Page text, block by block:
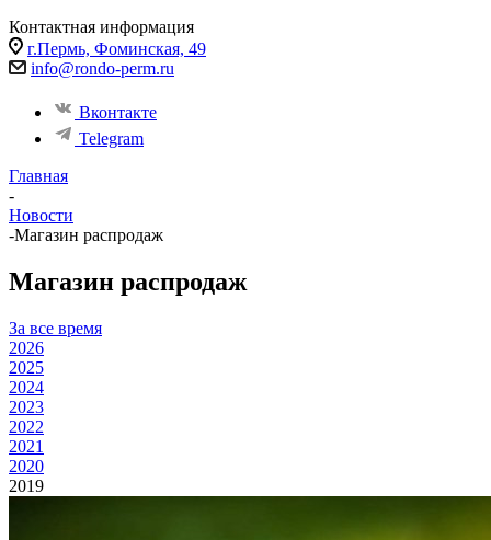
Контактная информация
г.Пермь, Фоминская, 49
info@rondo-perm.ru
Вконтакте
Telegram
Главная
-
Новости
-Магазин распродаж
Магазин распродаж
За все время
2026
2025
2024
2023
2022
2021
2020
2019